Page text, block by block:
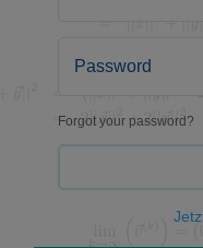
Forgot your password?